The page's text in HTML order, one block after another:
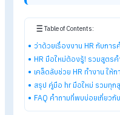
การคำนวณพื้นฐานที่ใช้ใ
และแม่นยำ
รู้จักโปรแกรม HR